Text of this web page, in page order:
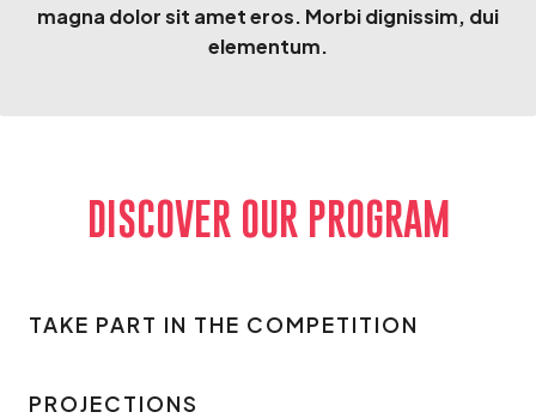
magna dolor sit amet eros. Morbi dignissim, dui
elementum.
DISCOVER OUR PROGRAM
TAKE PART IN THE COMPETITION
PROJECTIONS